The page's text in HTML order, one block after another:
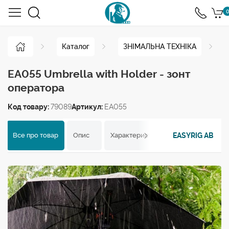
0
Каталог ЗНІМАЛЬНА ТЕХНІКА
EA055 Umbrella with Holder - зонт
оператора
Код товару:79089Артикул: EA055
Все про товар Опис Характеристики Відгуки
EASYRIG AB